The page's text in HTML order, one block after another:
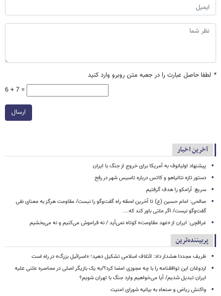
* لطفا حاصل عبارت را در جعبه متن روبرو وارد کنید
6 + 7 =
ارسال
آخرین اخبار
پیشنهاد اولیانوف به آمریکا برای خروج از جنگ با ایران
دستور تازه نتانیاهو و کاتس درباره تاسیس شهر در رفح
سریع: آرامکو را هدف گرفتیم
صالحی: امام حسین (ع) تا آخرین لحظه راه گفت‌وگو را نبست/ مقاومت هرگز به معنای نفی
گفت‌وگو نیست/ اگر ملتی باور کند که....
عراقچی: ایران از «عهد مقاومت» کوتاه نمی‌آید / نه فراموش می‌کنیم و نه می‌بخشیم
پربیننده‌ترین
ظریف مجددا هشدار داد: ائتلاف اسلامی تشکیل دهید؛ «اسرائیل بزرگ» در راه است
اردوغان این توافقنامه را با چه مجوزی امضا کرد؟/به یک بازیگر اصلی در محاصره علنی علیه
ایران تبدیل شدیم/ آیا می‌خواهیم وارد جنگ با تهران شویم؟
واکنش ریاض و صنعاء به بیانیه شورای امنیت